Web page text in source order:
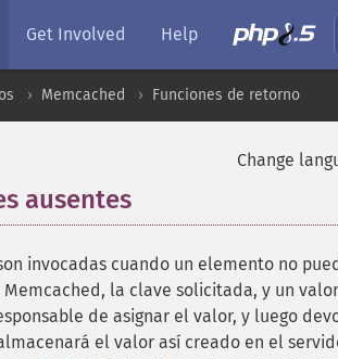
Get Involved Help
Memcached Funciones de retorno
Change
ausentes
invocadas cuando un elemento no
la clave solicitada, y un
de asignar el valor, y luego
el valor así creado en el